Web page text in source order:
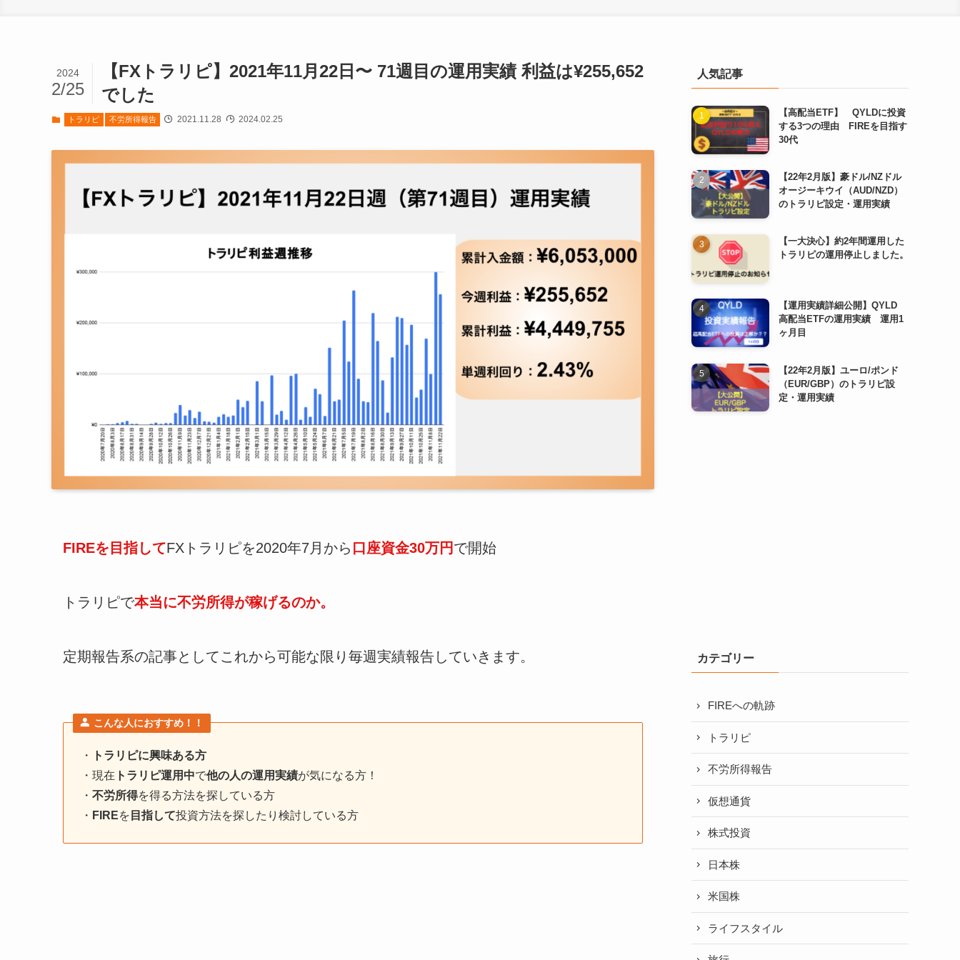
【FXトラリピ】2021年11月22日〜 71週目の運用実績 利益は¥255,652
でした
2024
2/25
トラリピ 不労所得報告 2021.11.28 2024.02.25
FIREを目指してFXトラリピを2020年7月から 口座資金30万円で開始
トラリピで本当に不労所得が稼げるのか。
定期報告系の記事としてこれから可能な限り毎週実績報告していきます。
こんな人におすすめ！！
・
トラリピに興味ある方
・現在 トラリピ運用中で他の人の運用実績が気になる方！
・ 不労所得を得る方法を探している方
・ FIREを 目指して投資方法を探したり検討している方
人気記事
【高配当ETF】 QYLDに投資
する3つの理由 FIREを目指す
30代
【22年2月版】豪ドル/NZドル
オージーキウイ（AUD/NZD）
のトラリピ設定・運用実績
【一大決心】約2年間運用した
トラリピの運用停止しました。
【運用実績詳細公開】QYLD
高配当ETFの運用実績 運用1
ヶ月目
【22年2月版】ユーロ/ポンド
（EUR/GBP）のトラリピ設
定・運用実績
カテゴリー
FIREへの軌跡
トラリピ
不労所得報告
仮想通貨
株式投資
日本株
米国株
ライフスタイル